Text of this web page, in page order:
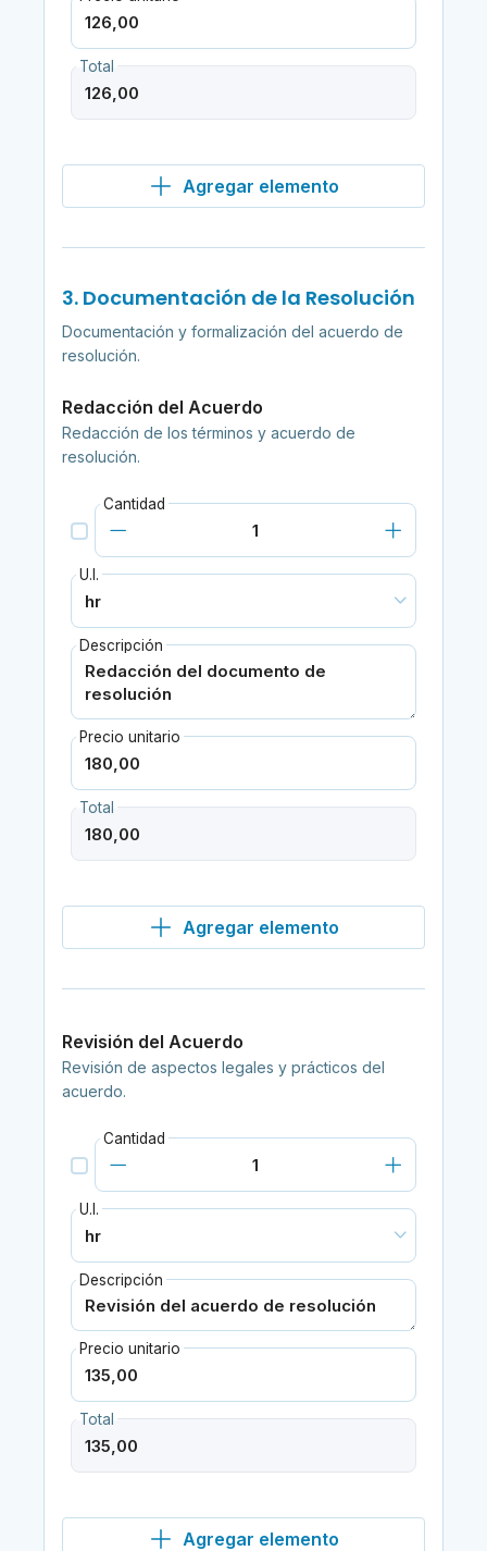
Total
Agregar elemento
3. Documentación de la Resolución
Documentación y formalización del acuerdo de
resolución.
Redacción del Acuerdo
Redacción de los términos y acuerdo de
resolución.
Cantidad
U.I.
Descripción
Precio unitario
Total
Agregar elemento
Revisión del Acuerdo
Revisión de aspectos legales y prácticos del
acuerdo.
Cantidad
U.I.
Descripción
Precio unitario
Total
Agregar elemento